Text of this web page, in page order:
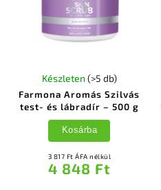
Farmona Aromás Szilvás
test- és lábradír – 500 g
Készleten (>5 db)
3 817 Ft ÁFA nélkül
4 848 Ft
Kosárba